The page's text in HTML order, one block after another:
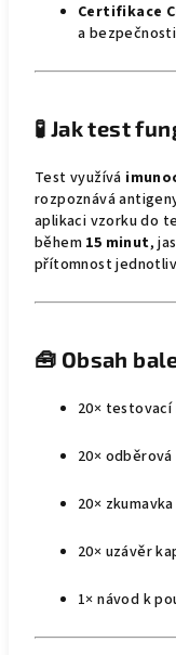
Certifikace
a
🧪 Jak test
Test využívá
rozpoznává
aplikaci vzorku do
během 15 minut,
přítomnost
🧰 Obsah
20× testovací
20×
20×
20× uzávěr
1× návod k